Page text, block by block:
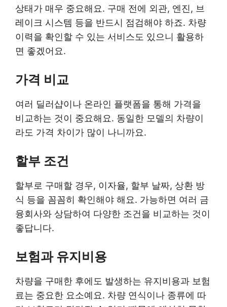
상태가 매우 중요해요. 구매 전에 외관, 엔진, 브
레이크 시스템 등을 반드시 점검해야 하죠. 차량
이력을 확인할 수 있는 서비스도 있으니 활용하
면 좋겠어요.
가격 비교
여러 딜러샵이나 온라인 플랫폼을 통해 가격을
비교하는 것이 중요해요. 동일한 모델의 차량이
라도 가격 차이가 많이 나니까요.
할부 조건
할부로 구매할 경우, 이자율, 할부 날짜, 상환 방
식 등을 꼼꼼히 확인해야 해요. 가능하면 여러 금
융회사와 상담하여 다양한 조건을 비교하는 것이
좋답니다.
보험과 유지비용
차량을 구매한 후에도 발생하는 유지비용과 보험
료는 중요한 요소예요. 차량 연식이나 종류에 따